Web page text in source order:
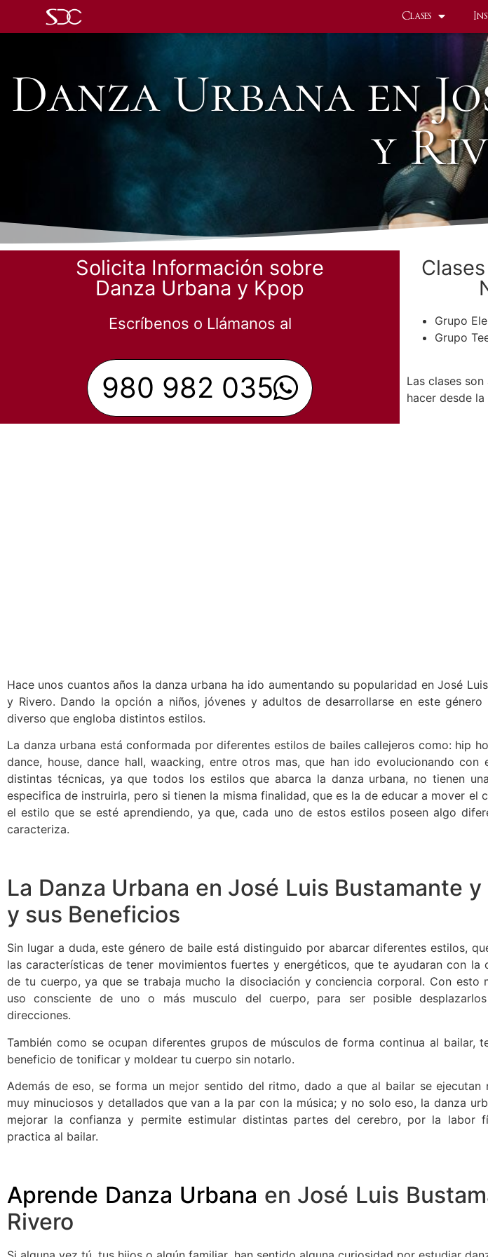
Clases
Danza Urbana en
y
Solicita Información sobre
Danza Urbana y Kpop
Escríbenos o Llámanos al
980 982 035
Grupo
Grupo
Las clases
hacer desde
Hace unos cuantos años la danza urbana ha ido aumentando su popularidad en José
y Rivero. Dando la opción a niños, jóvenes y adultos de desarrollarse en este
diverso que engloba distintos estilos.
La danza urbana está conformada por diferentes estilos de bailes callejeros como: hip
dance, house, dance hall, waacking, entre otros mas, que han ido evolucionando con
distintas técnicas, ya que todos los estilos que abarca la danza urbana, no tienen
especifica de instruirla, pero si tienen la misma finalidad, que es la de educar a mover el
el estilo que se esté aprendiendo, ya que, cada uno de estos estilos poseen algo
caracteriza.
La Danza Urbana en José Luis Bustamante y
y sus Beneficios
Sin lugar a duda, este género de baile está distinguido por abarcar diferentes estilos,
las características de tener movimientos fuertes y energéticos, que te ayudaran con la
de tu cuerpo, ya que se trabaja mucho la disociación y conciencia corporal. Con esto
uso consciente de uno o más musculo del cuerpo, para ser posible
direcciones.
También como se ocupan diferentes grupos de músculos de forma continua al bailar,
beneficio de tonificar y moldear tu cuerpo sin notarlo.
Además de eso, se forma un mejor sentido del ritmo, dado a que al bailar se ejecutan
muy minuciosos y detallados que van a la par con la música; y no solo eso, la danza
mejorar la confianza y permite estimular distintas partes del cerebro, por la labor
practica al bailar.
Aprende Danza Urbana en José Luis
Rivero